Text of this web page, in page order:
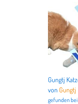
von Gungtj
gefunden bei